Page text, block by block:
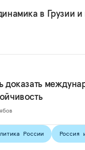
в Грузии и
доказать
России Россия